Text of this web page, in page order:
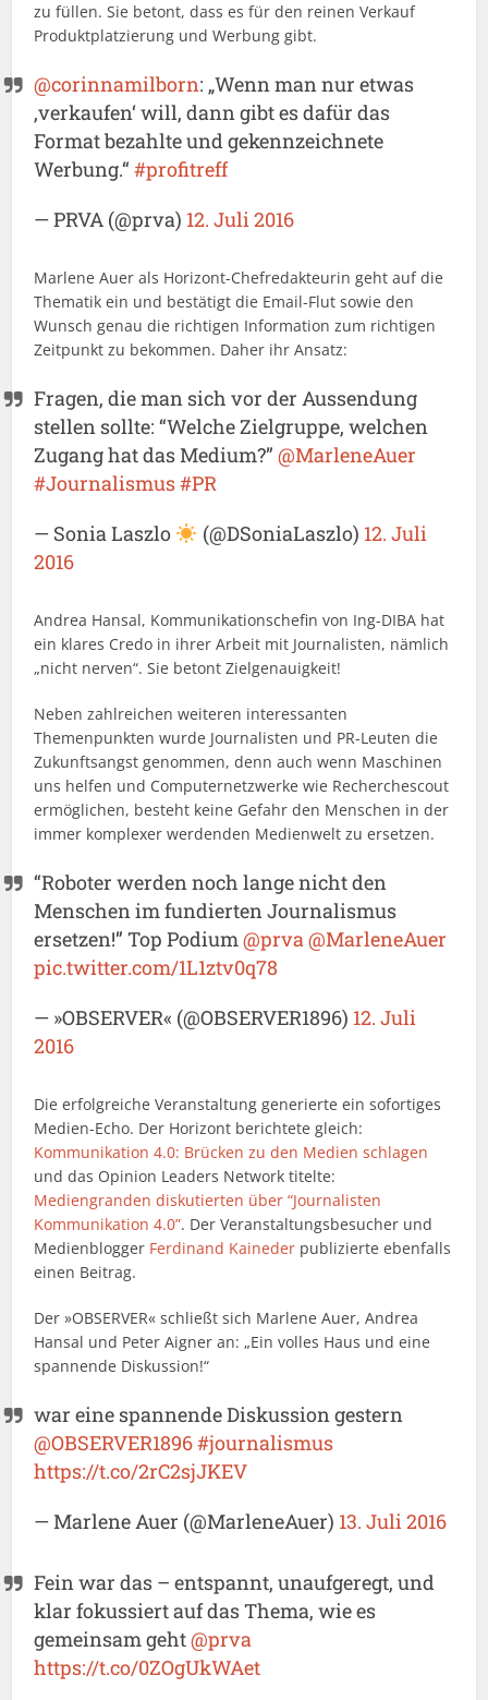
zu füllen. Sie betont, dass es für den reinen Verkauf
Produktplatzierung und Werbung gibt.
@corinnamilborn: „Wenn man nur etwas
‚verkaufen‘ will, dann gibt es dafür das
Format bezahlte und gekennzeichnete
Werbung.“#profitreff
— PRVA (@prva) 12. Juli 2016
Marlene Auer als Horizont-Chefredakteurin geht auf die
Thematik ein und bestätigt die Email-Flut sowie den
Wunsch genau die richtigen Information zum richtigen
Zeitpunkt zu bekommen. Daher ihr Ansatz:
Fragen, die man sich vor der Aussendung
stellen sollte: “Welche Zielgruppe, welchen
Zugang hat das Medium?”@MarleneAuer
#Journalismus#PR
— Sonia Laszlo
(@DSoniaLaszlo) 12. Juli
2016
Andrea Hansal, Kommunikationschefin von Ing-DIBA hat
ein klares Credo in ihrer Arbeit mit Journalisten, nämlich
„nicht nerven“. Sie betont Zielgenauigkeit!
Neben zahlreichen weiteren interessanten
Themenpunkten wurde Journalisten und PR-Leuten die
Zukunftsangst genommen, denn auch wenn Maschinen
uns helfen und Computernetzwerke wie Recherchescout
ermöglichen, besteht keine Gefahr den Menschen in der
immer komplexer werdenden Medienwelt zu ersetzen.
“Roboter werden noch lange nicht den
Menschen im fundierten Journalismus
ersetzen!” Top Podium@prva@MarleneAuer
pic.twitter.com/1L1ztv0q78
— »OBSERVER« (@OBSERVER1896) 12. Juli
2016
Die erfolgreiche Veranstaltung generierte ein sofortiges
Medien-Echo. Der Horizont berichtete gleich:
Kommunikation 4.0: Brücken zu den Medien schlagen
und das Opinion Leaders Network titelte:
Mediengranden diskutierten über “Journalisten
Kommunikation 4.0”. Der Veranstaltungsbesucher und
Medienblogger Ferdinand Kaineder publizierte ebenfalls
einen Beitrag.
Der »OBSERVER« schließt sich Marlene Auer, Andrea
Hansal und Peter Aigner an: „Ein volles Haus und eine
spannende Diskussion!“
war eine spannende Diskussion gestern
@OBSERVER1896#journalismus
https://t.co/2rC2sjJKEV
— Marlene Auer (@MarleneAuer) 13. Juli 2016
Fein war das – entspannt, unaufgeregt, und
klar fokussiert auf das Thema, wie es
gemeinsam geht@prva
https://t.co/0ZOgUkWAet